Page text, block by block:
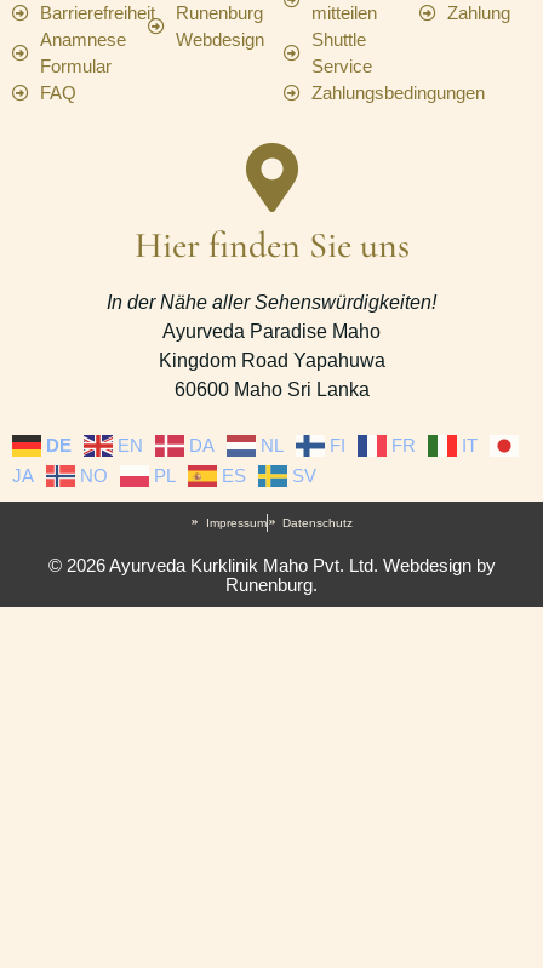
Barrierefreiheit
Anamnese
Formular
FAQ
Runenburg
Webdesign
mitteilen
Shuttle
Service
Zahlungsbedingungen
Zahlung
Hier finden Sie uns
In der Nähe aller Sehenswürdigkeiten!
Ayurveda Paradise Maho
Kingdom Road Yapahuwa
60600 Maho Sri Lanka
DE EN DA NL FI FR
IT
JA
NO PL ES SV
Impressum Datenschutz
© 2026 Ayurveda Kurklinik Maho Pvt. Ltd. Webdesign by
Runenburg.